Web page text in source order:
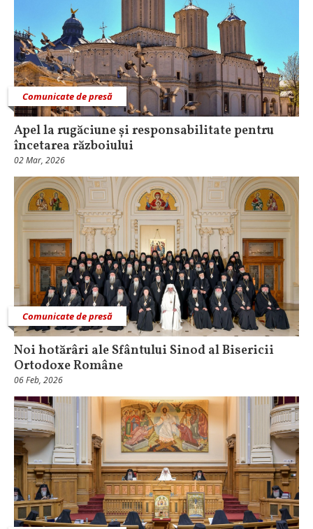
Comunicate de presă
Apel la rugăciune și responsabilitate pentru
încetarea războiului
02 Mar, 2026
Comunicate de presă
Noi hotărâri ale Sfântului Sinod al Bisericii
Ortodoxe Române
06 Feb, 2026